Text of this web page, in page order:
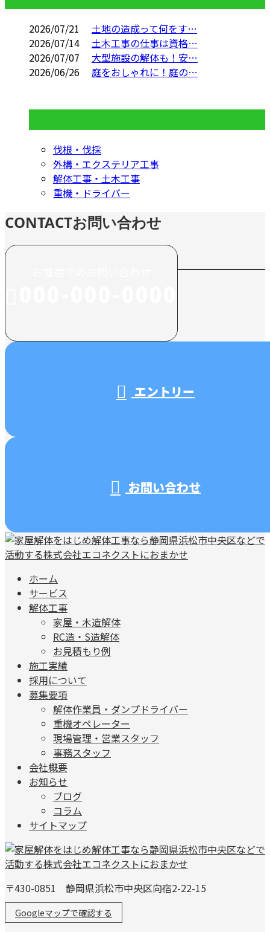
2026/07/21
土地の造成って何をす…
2026/07/14
土木工事の仕事は資格…
2026/07/07
大型施設の解体も！安…
2026/06/26
庭をおしゃれに！庭の…
伐根・伐採
外構・エクステリア工事
解体工事・土木工事
重機・ドライバー
CONTACTお問い合わせ
エントリー
お問い合わせ
ホーム
サービス
解体工事
家屋・木造解体
RC造・S造解体
お見積もり例
施工実績
採用について
募集要項
解体作業員・ダンプドライバー
重機オペレーター
現場管理・営業スタッフ
事務スタッフ
会社概要
お知らせ
ブログ
コラム
サイトマップ
〒430-0851 静岡県浜松市中央区向宿2-22-15
Googleマップで確認する